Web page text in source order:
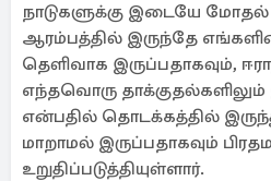
நாடுகளுக்கு இடையே
ஆரம்பத்தில் இருந்தே எங்களின்
தெளிவாக இருப்பதாகவும்,
எந்தவொரு தாக்குதல்களிலும்
என்பதில் தொடக்கத்தில்
மாறாமல் இருப்பதாகவும்
உறுதிப்படுத்தியுள்ளார்.